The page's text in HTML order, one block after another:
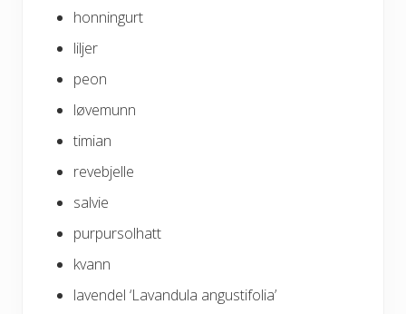
honningurt
liljer
peon
løvemunn
timian
revebjelle
salvie
purpursolhatt
kvann
lavendel ‘Lavandula angustifolia’